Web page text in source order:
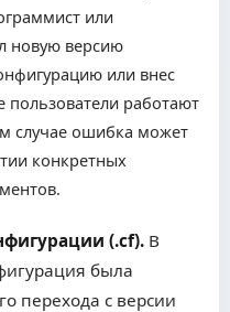
или
новую версию
или внес
пользователи работают
случае ошибка может
конкретных
(.cf). В
была
перехода с версии